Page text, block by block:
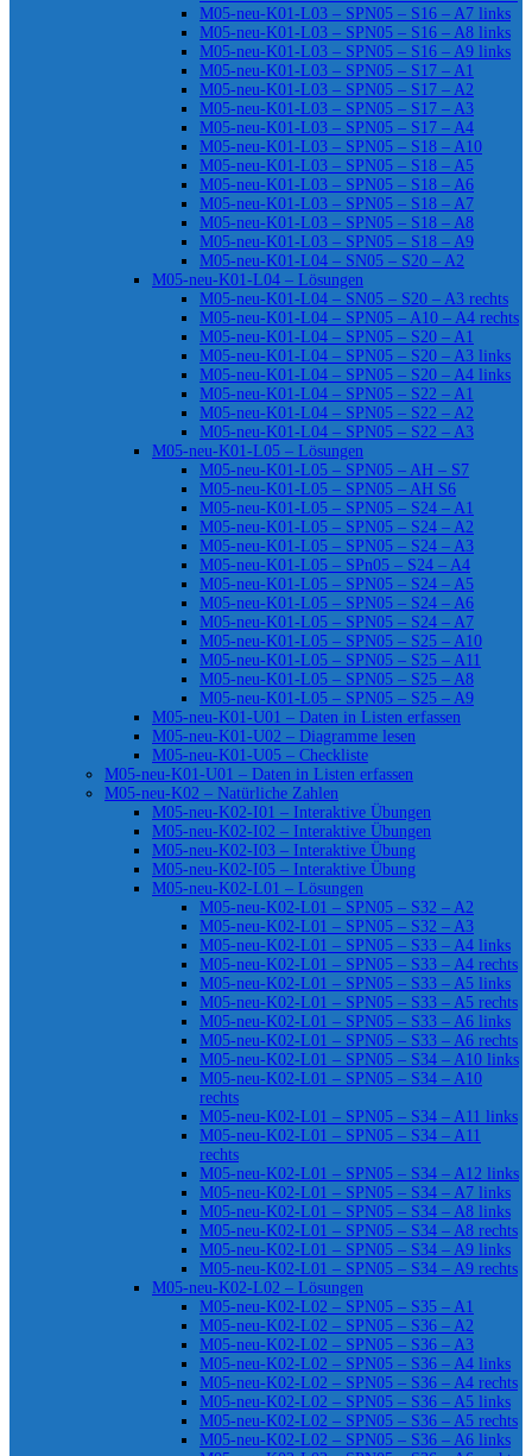
M05-neu-K01-L03 – SPN05 – S16 – A7 links
M05-neu-K01-L03 – SPN05 – S16 – A8 links
M05-neu-K01-L03 – SPN05 – S16 – A9 links
M05-neu-K01-L03 – SPN05 – S17 – A1
M05-neu-K01-L03 – SPN05 – S17 – A2
M05-neu-K01-L03 – SPN05 – S17 – A3
M05-neu-K01-L03 – SPN05 – S17 – A4
M05-neu-K01-L03 – SPN05 – S18 – A10
M05-neu-K01-L03 – SPN05 – S18 – A5
M05-neu-K01-L03 – SPN05 – S18 – A6
M05-neu-K01-L03 – SPN05 – S18 – A7
M05-neu-K01-L03 – SPN05 – S18 – A8
M05-neu-K01-L03 – SPN05 – S18 – A9
M05-neu-K01-L04 – SN05 – S20 – A2
M05-neu-K01-L04 – Lösungen
M05-neu-K01-L04 – SN05 – S20 – A3 rechts
M05-neu-K01-L04 – SPN05 – A10 – A4 rechts
M05-neu-K01-L04 – SPN05 – S20 – A1
M05-neu-K01-L04 – SPN05 – S20 – A3 links
M05-neu-K01-L04 – SPN05 – S20 – A4 links
M05-neu-K01-L04 – SPN05 – S22 – A1
M05-neu-K01-L04 – SPN05 – S22 – A2
M05-neu-K01-L04 – SPN05 – S22 – A3
M05-neu-K01-L05 – Lösungen
M05-neu-K01-L05 – SPN05 – AH – S7
M05-neu-K01-L05 – SPN05 – AH S6
M05-neu-K01-L05 – SPN05 – S24 – A1
M05-neu-K01-L05 – SPN05 – S24 – A2
M05-neu-K01-L05 – SPN05 – S24 – A3
M05-neu-K01-L05 – SPn05 – S24 – A4
M05-neu-K01-L05 – SPN05 – S24 – A5
M05-neu-K01-L05 – SPN05 – S24 – A6
M05-neu-K01-L05 – SPN05 – S24 – A7
M05-neu-K01-L05 – SPN05 – S25 – A10
M05-neu-K01-L05 – SPN05 – S25 – A11
M05-neu-K01-L05 – SPN05 – S25 – A8
M05-neu-K01-L05 – SPN05 – S25 – A9
M05-neu-K01-U01 – Daten in Listen erfassen
M05-neu-K01-U02 – Diagramme lesen
M05-neu-K01-U05 – Checkliste
M05-neu-K01-U01 – Daten in Listen erfassen
M05-neu-K02 – Natürliche Zahlen
M05-neu-K02-I01 – Interaktive Übungen
M05-neu-K02-I02 – Interaktive Übungen
M05-neu-K02-I03 – Interaktive Übung
M05-neu-K02-I05 – Interaktive Übung
M05-neu-K02-L01 – Lösungen
M05-neu-K02-L01 – SPN05 – S32 – A2
M05-neu-K02-L01 – SPN05 – S32 – A3
M05-neu-K02-L01 – SPN05 – S33 – A4 links
M05-neu-K02-L01 – SPN05 – S33 – A4 rechts
M05-neu-K02-L01 – SPN05 – S33 – A5 links
M05-neu-K02-L01 – SPN05 – S33 – A5 rechts
M05-neu-K02-L01 – SPN05 – S33 – A6 links
M05-neu-K02-L01 – SPN05 – S33 – A6 rechts
M05-neu-K02-L01 – SPN05 – S34 – A10 links
M05-neu-K02-L01 – SPN05 – S34 – A10
rechts
M05-neu-K02-L01 – SPN05 – S34 – A11 links
M05-neu-K02-L01 – SPN05 – S34 – A11
rechts
M05-neu-K02-L01 – SPN05 – S34 – A12 links
M05-neu-K02-L01 – SPN05 – S34 – A7 links
M05-neu-K02-L01 – SPN05 – S34 – A8 links
M05-neu-K02-L01 – SPN05 – S34 – A8 rechts
M05-neu-K02-L01 – SPN05 – S34 – A9 links
M05-neu-K02-L01 – SPN05 – S34 – A9 rechts
M05-neu-K02-L02 – Lösungen
M05-neu-K02-L02 – SPN05 – S35 – A1
M05-neu-K02-L02 – SPN05 – S36 – A2
M05-neu-K02-L02 – SPN05 – S36 – A3
M05-neu-K02-L02 – SPN05 – S36 – A4 links
M05-neu-K02-L02 – SPN05 – S36 – A4 rechts
M05-neu-K02-L02 – SPN05 – S36 – A5 links
M05-neu-K02-L02 – SPN05 – S36 – A5 rechts
M05-neu-K02-L02 – SPN05 – S36 – A6 links